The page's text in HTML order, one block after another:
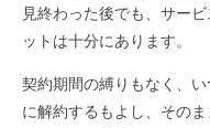
見終わった後でも、サー
ットは十分にあります。
契約期間の縛りもなく、
に解約するもよし、その